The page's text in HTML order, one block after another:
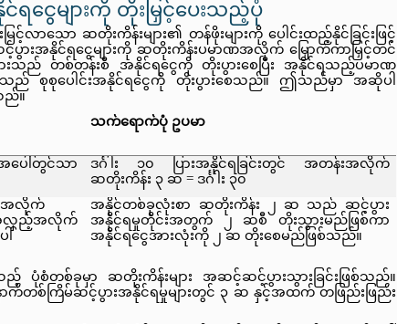
ရငွေများကို တိုးမြှင့်ပေးသည့်ပုံ
လာသော ဆတိုးကိန်းများ၏ တန်ဖိုးများကို ပေါင်းထည့်နိုင်ခြင်းဖြင့်
းအနိုင်ရငွေများကို ဆတိုးကိန်းပမာဏအလိုက် မြှောက်ကာမြှင့်တင်
ည် တစ်တန်းစီ အနိုင်ရငွေကို တိုးပွားစေပြီး အနိုင်ရသည့်ပမာဏ
သည် စုစုပေါင်းအနိုင်ရငွေကို တိုးပွားစေသည်။ ဤသည်မှာ အဆိုပါ
ည်။
သက်ရောက်ပုံ ဥပမာ
ပေါ်တွင်သာ
ဒင်္ဂါး ၁၀ ပြားအနိုင်ရခြင်းတွင် အတန်းအလိုက်
ဆတိုးကိန်း ၃ ဆ = ဒင်္ဂါး ၃၀
အလိုက်
လှည့်အလိုက်
ါ်
အနိုင်တစ်ခုလုံးစာ ဆတိုးကိန်း ၂ ဆ သည် ဆင့်ပွား
အနိုင်ရမှုတိုင်းအတွက် ၂ ဆစီ တိုးသွားမည်ဖြစ်ကာ
အနိုင်ရငွေအားလုံးကို ၂ ဆ တိုးစေမည်ဖြစ်သည်။
ပုံစံတစ်ခုမှာ ဆတိုးကိန်းများ အဆင့်ဆင့်ပွားသွားခြင်းဖြစ်သည်။
က်တစ်ကြိမ်ဆင့်ပွားအနိုင်ရမှုများတွင် ၃ ဆ နှင့်အထက် တဖြည်းဖြည်း